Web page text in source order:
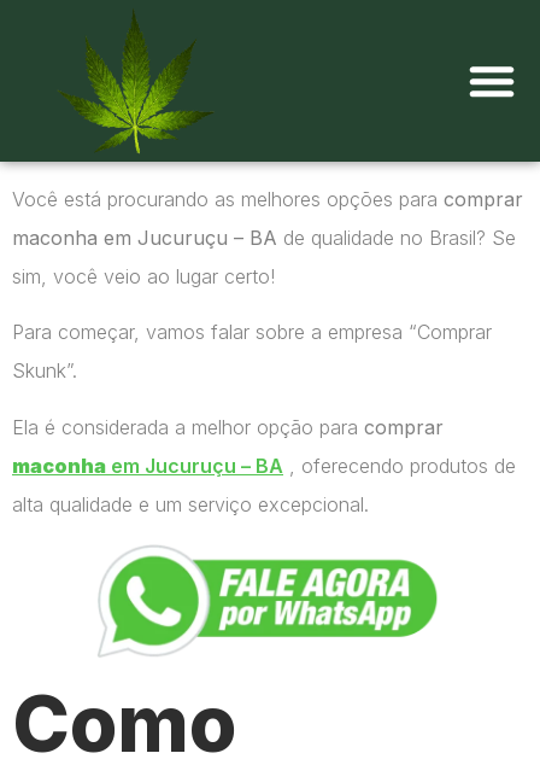
Você está procurando as melhores opções para comprar
maconha em Jucuruçu – BA de qualidade no Brasil? Se
sim, você veio ao lugar certo!
Para começar, vamos falar sobre a empresa “Comprar
Skunk”.
Ela é considerada a melhor opção para comprar
maconha em Jucuruçu – BA , oferecendo produtos de
alta qualidade e um serviço excepcional.
Como